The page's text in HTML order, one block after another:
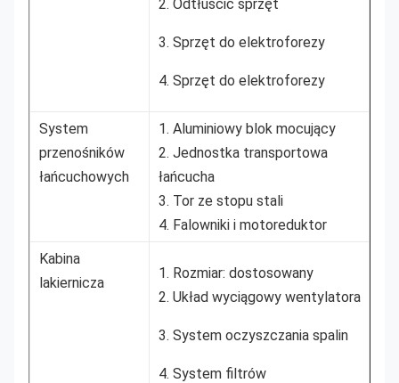
2. Odtłuścić sprzęt
3. Sprzęt do elektroforezy
4. Sprzęt do elektroforezy
System
przenośników
łańcuchowych
1. Aluminiowy blok mocujący
2. Jednostka transportowa
łańcucha
3. Tor ze stopu stali
4. Falowniki i motoreduktor
Kabina
lakiernicza
1. Rozmiar: dostosowany
2. Układ wyciągowy wentylatora
3. System oczyszczania spalin
4. System filtrów